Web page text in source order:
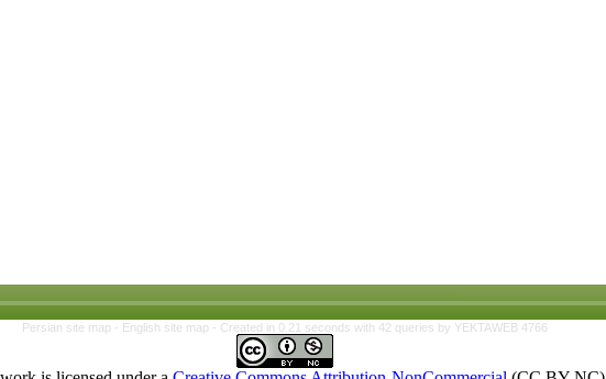
Persian site map - English site map - Created in 0.21 seconds with 42 queries by YEKTAWEB 4766